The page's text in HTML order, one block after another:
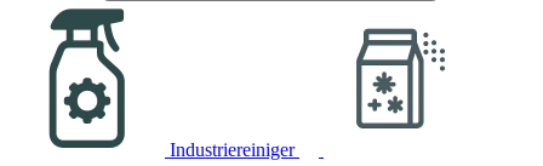
Industriereiniger